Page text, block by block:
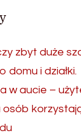
zbyt duże
domu i działki.
w aucie –
osób